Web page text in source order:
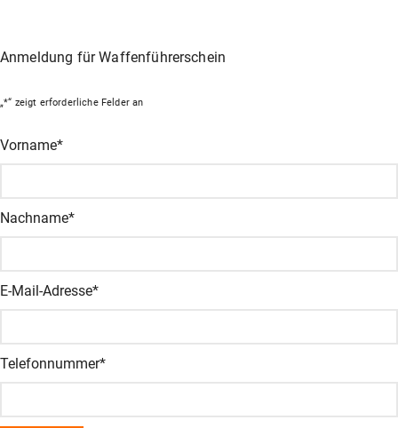
Anmeldung für Waffenführerschein
„*“ zeigt erforderliche Felder an
Comments
Dieses Feld dient zur Validierung und sollte nicht verändert
Vorname*
Nachname*
E-Mail-Adresse*
Telefonnummer*